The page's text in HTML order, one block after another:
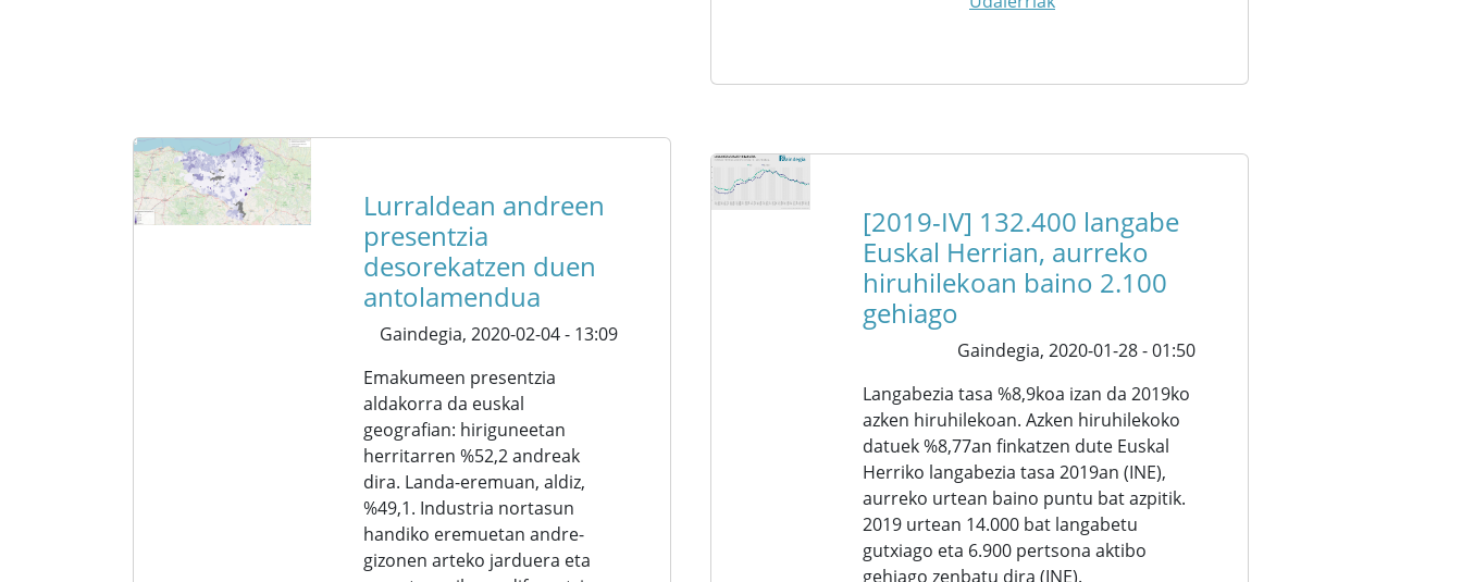
Lurraldean andreen
presentzia
desorekatzen duen
antolamendua
Gaindegia, 2020-02-04 - 13:09
Emakumeen presentzia
aldakorra da euskal
geografian: hiriguneetan
herritarren %52,2 andreak
dira. Landa-eremuan, aldiz,
%49,1. Industria nortasun
handiko eremuetan andre-
gizonen arteko jarduera eta
[2019-IV] 132.400 langabe
Euskal Herrian, aurreko
hiruhilekoan baino 2.100
gehiago
Gaindegia, 2020-01-28 - 01:50
Langabezia tasa %8,9koa izan da 2019ko
azken hiruhilekoan. Azken hiruhilekoko
datuek %8,77an finkatzen dute Euskal
Herriko langabezia tasa 2019an (INE),
aurreko urtean baino puntu bat azpitik.
2019 urtean 14.000 bat langabetu
gutxiago eta 6.900 pertsona aktibo
gehiago zenbatu dira (INE).